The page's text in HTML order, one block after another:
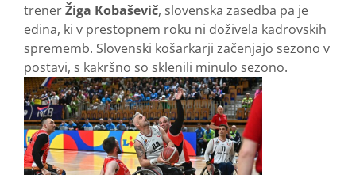
trenerŽiga Kobaševič, slovenska zasedba pa je
edina, ki v prestopnem roku ni doživela kadrovskih
sprememb. Slovenski košarkarji začenjajo sezono v
postavi, s kakršno so sklenili minulo sezono.